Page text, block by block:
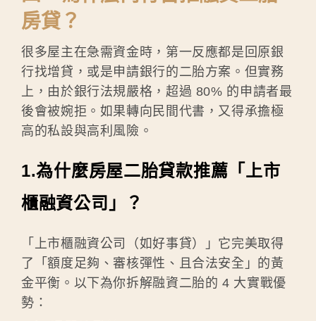
房貸？
很多屋主在急需資金時，第一反應都是回原銀
行找增貸，或是申請銀行的二胎方案。但實務
上，由於銀行法規嚴格，超過 80% 的申請者最
後會被婉拒。如果轉向民間代書，又得承擔極
高的私設與高利風險。
1.為什麼房屋二胎貸款推薦「上市
櫃融資公司」？
「上市櫃融資公司（如好事貸）」它完美取得
了「額度足夠、審核彈性、且合法安全」的黃
金平衡。以下為你拆解融資二胎的 4 大實戰優
勢：